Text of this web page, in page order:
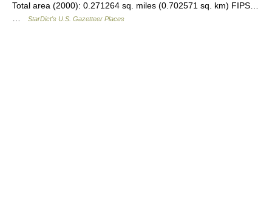
Total area (2000): 0.271264 sq. miles (0.702571 sq. km) FIPS…
…
StarDict's U.S. Gazetteer Places